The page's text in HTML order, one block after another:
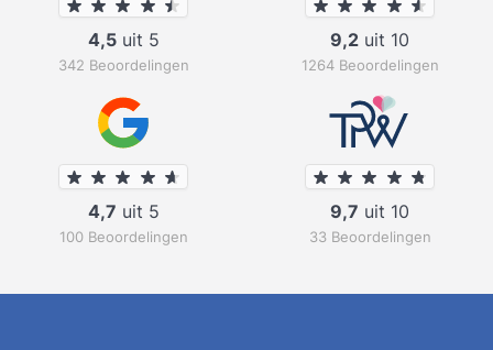
4,5uit 5
342 Beoordelingen
9,2 uit 10
1264 Beoordelingen
4,7 uit 5
100 Beoordelingen
9,7 uit 10
33 Beoordelingen